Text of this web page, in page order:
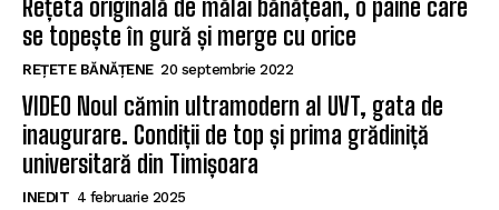
Rețeta originală de mălai bănățean, o pâine care
se topește în gură și merge cu orice
REȚETE BĂNĂȚENE 20 septembrie 2022
VIDEO Noul cămin ultramodern al UVT, gata de
inaugurare. Condiții de top și prima grădiniță
universitară din Timișoara
INEDIT 4 februarie 2025